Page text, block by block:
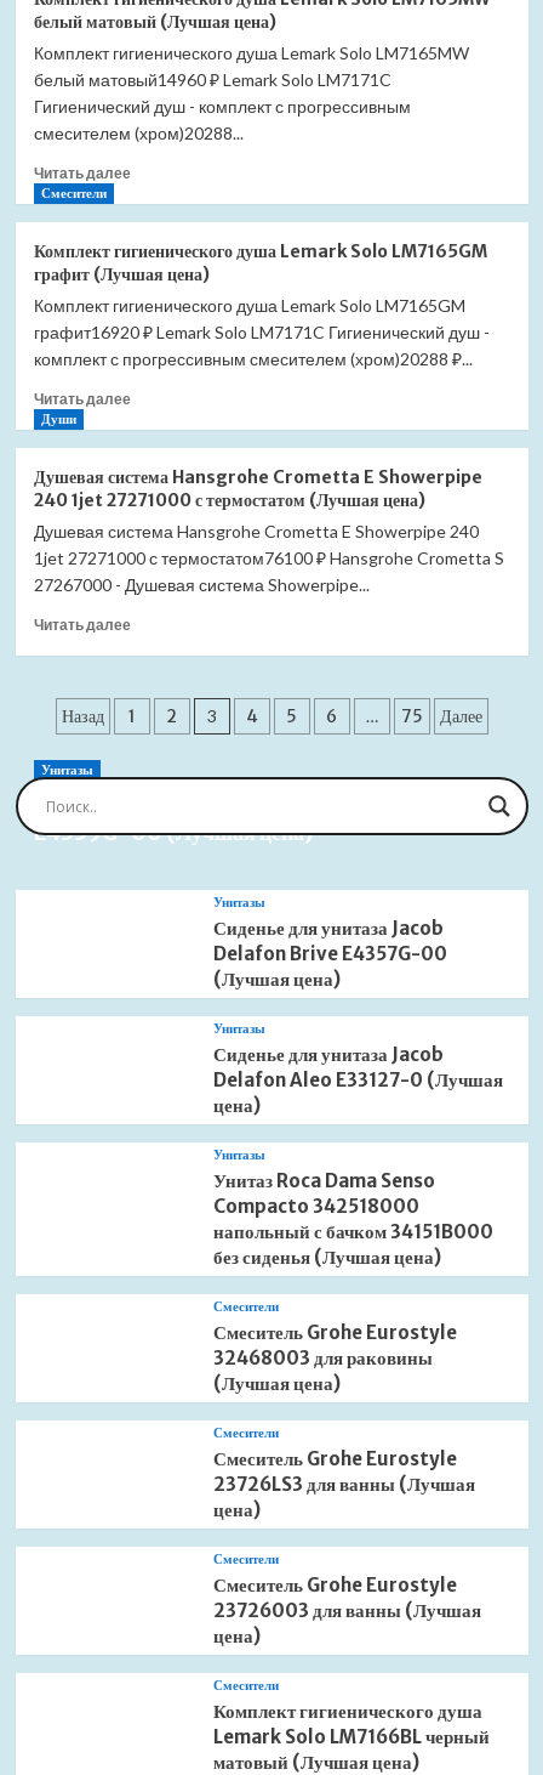
гигиенического
душа
Lemark
Solo
LM7166BL
черный
матовый
(Лучшая
белый матовый (Лучшая цена)
Комплект гигиенического душа Lemark Solo LM7165MW
белый матовый14960 ₽ Lemark Solo LM7171C
Гигиенический душ - комплект с прогрессивным
смесителем (хром)20288...
Читать далееПрочитать
гигиенического
душа
Lemark
Solo
LM7165MW
матовый
цена)
Смесители
Комплект гигиенического душа Lemark Solo LM7165GM
графит (Лучшая цена)
Комплект гигиенического душа Lemark Solo LM7165GM
графит16920 ₽ Lemark Solo LM7171C Гигиенический душ -
комплект с прогрессивным смесителем (хром)20288 ₽...
Читать далееПрочитать
гигиенического
душа
Lemark
Solo
LM7165GM
(Лучшая
Души
Душевая система Hansgrohe Crometta E Showerpipe
240 1jet 27271000 с термостатом (Лучшая цена)
Душевая система Hansgrohe Crometta E Showerpipe 240
1jet 27271000 с термостатом76100 ₽ Hansgrohe Crometta S
27267000 - Душевая система Showerpipe...
Читать далееПрочитать
система
Hansgrohe
E
240
термостатом
Пагинация
записей
Назад 1 2 3 4 5 6 … 75 Далее
Унитазы
Сиденье для унитаза Jacob Delafon Brive
E4359G-00 (Лучшая цена)
Унитазы
Сиденье для унитаза Jacob
Delafon Brive E4357G-00
(Лучшая цена)
Унитазы
Сиденье для унитаза Jacob
Delafon Aleo E33127-0 (Лучшая
цена)
Унитазы
Унитаз Roca Dama Senso
Compacto 342518000
напольный с бачком 34151B000
без сиденья (Лучшая цена)
Смесители
Смеситель Grohe Eurostyle
32468003 для раковины
(Лучшая цена)
Смесители
Смеситель Grohe Eurostyle
23726LS3 для ванны (Лучшая
цена)
Смесители
Смеситель Grohe Eurostyle
23726003 для ванны (Лучшая
цена)
Смесители
Комплект гигиенического душа
Lemark Solo LM7166BL черный
матовый (Лучшая цена)